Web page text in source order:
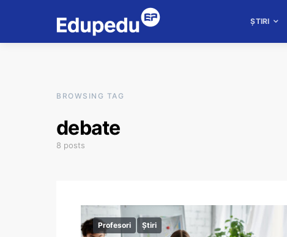
ȘTIRI
BROWSING TAG
debate
8 posts
Profesori Știri